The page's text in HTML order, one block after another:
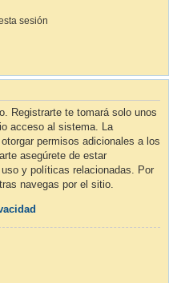
sesión
Registrarte te tomará solo unos
acceso al sistema. La
permisos adicionales a los
asegúrete de estar
y políticas relacionadas. Por
navegas por el sitio.